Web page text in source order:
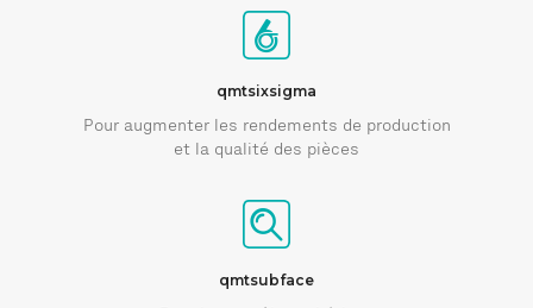
qmtsixsigma
Pour augmenter les rendements de production
et la qualité des pièces
qmtsubface